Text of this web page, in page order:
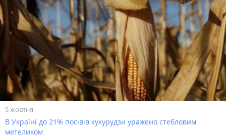
5 жовтня
В Україні до 21% посівів кукурудзи уражено стебловим
метеликом